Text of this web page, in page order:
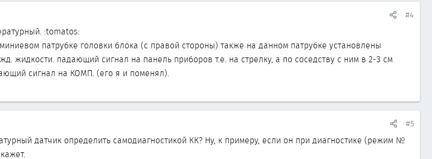
#4
:tomatos:
патрубке головки блока (с правой стороны) также на данном патрубке установлены
жидкости. падающий сигнал на панель приборов т.е. на стрелку, а по соседству с ним в 2-3 см
сигнал на КОМП. (его я и поменял).
#5
датчик определить самодиагностикой КК? Ну, к примеру, если он при диагностике (режим №